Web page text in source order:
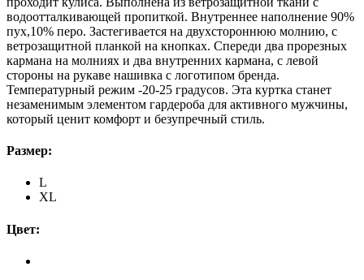
водоотталкивающей пропиткой. Внутреннее наполнение 90%
пух,10% перо. Застегивается на двухстороннюю молнию, с
ветрозащитной планкой на кнопках. Спереди два прорезных
кармана на молниях и два внутренних кармана, с левой
стороны на рукаве нашивка с логотипом бренда.
Температурный режим -20-25 градусов. Эта куртка станет
незаменимым элементом гардероба для активного мужчины,
который ценит комфорт и безупречный стиль.
Размер:
L
XL
Цвет: